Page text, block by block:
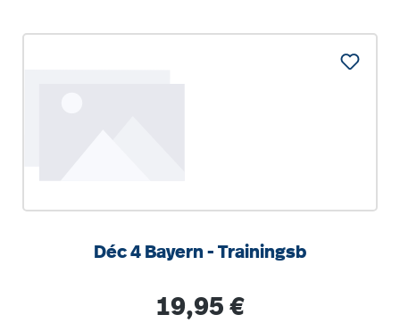
Déc 4 Bayern - Trainingsb
Regulärer Preis:
19,95 €